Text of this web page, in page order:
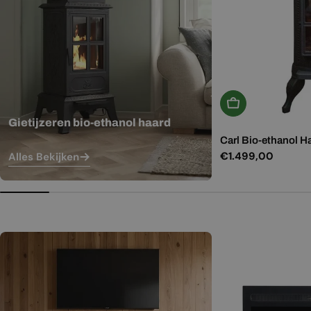
Gietijzeren bio-ethanol haard
Alles Bekijken
In Winkelwagen
Carl Bio-ethanol
Normale
€1.499,00